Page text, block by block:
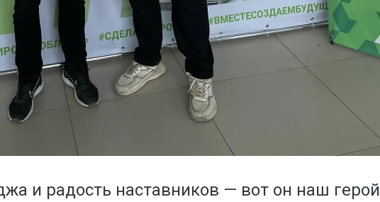
и радость наставников — вот он наш герой